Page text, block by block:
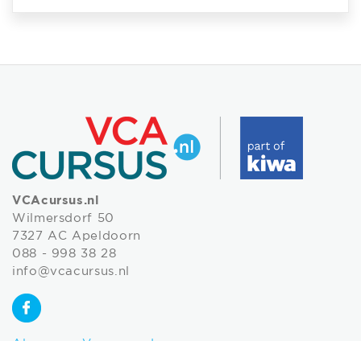
VCAcursus.nl
Wilmersdorf 50
7327 AC Apeldoorn
088 - 998 38 28
info@vcacursus.nl